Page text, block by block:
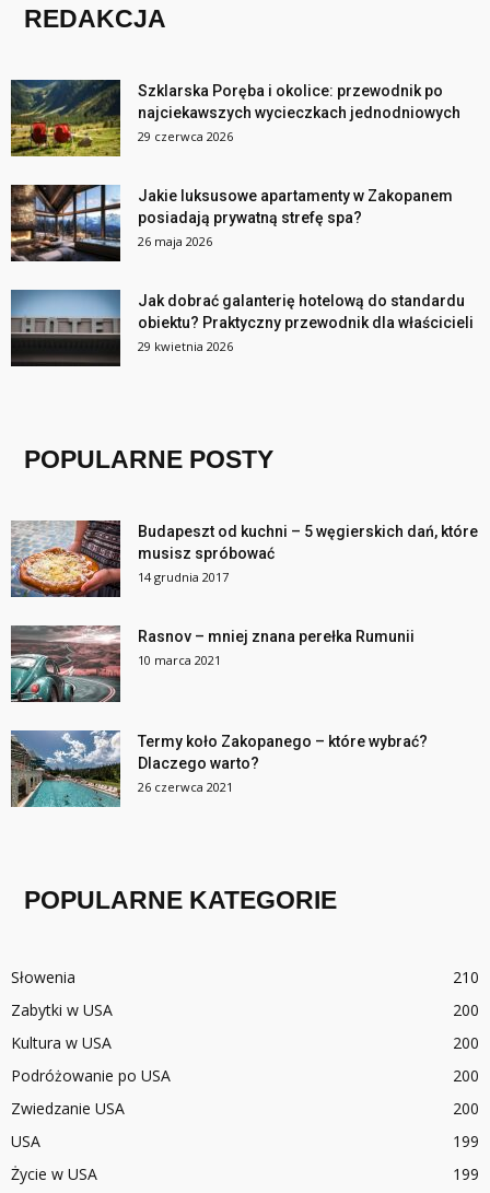
REDAKCJA
Szklarska Poręba i okolice: przewodnik po
najciekawszych wycieczkach jednodniowych
29 czerwca 2026
Jakie luksusowe apartamenty w Zakopanem
posiadają prywatną strefę spa?
26 maja 2026
Jak dobrać galanterię hotelową do standardu
obiektu? Praktyczny przewodnik dla właścicieli
29 kwietnia 2026
POPULARNE POSTY
Budapeszt od kuchni – 5 węgierskich dań, które
musisz spróbować
14 grudnia 2017
Rasnov – mniej znana perełka Rumunii
10 marca 2021
Termy koło Zakopanego – które wybrać?
Dlaczego warto?
26 czerwca 2021
POPULARNE KATEGORIE
Słowenia
210
Zabytki w USA
200
Kultura w USA
200
Podróżowanie po USA
200
Zwiedzanie USA
200
USA
199
Życie w USA
199